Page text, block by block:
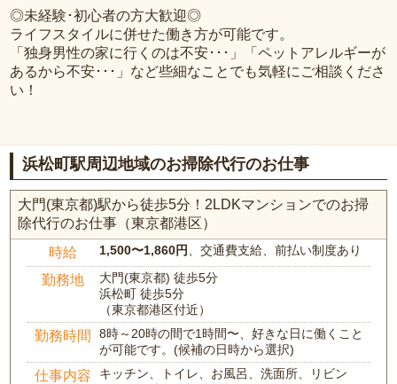
◎未経験･初心者の方大歓迎◎
ライフスタイルに併せた働き方が可能です。
「独身男性の家に行くのは不安･･･」「ペットアレルギーが
あるから不安･･･」など些細なことでも気軽にご相談くださ
い！
浜松町駅周辺地域のお掃除代行のお仕事
大門(東京都)駅から徒歩5分！2LDKマンションでのお掃
除代行のお仕事（東京都港区）
時給 1,500〜1,860円、交通費支給、前払い制度あり
勤務地
大門(東京都) 徒歩5分
浜松町 徒歩5分
（東京都港区付近）
勤務時間
8時～20時の間で1時間〜、好きな日に働くこと
が可能です。(候補の日時から選択)
仕事内容
キッチン、トイレ、お風呂、洗面所、リビン